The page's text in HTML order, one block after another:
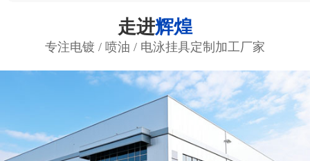
走进辉煌
专注电镀 / 喷油 / 电泳挂具定制加工厂家